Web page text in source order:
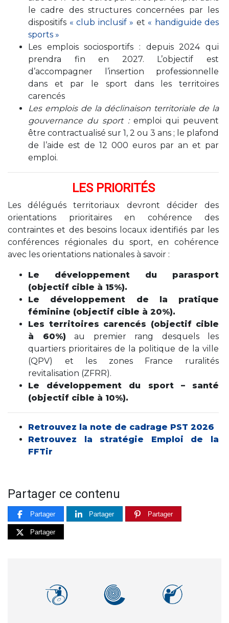
le cadre des structures concernées par les
dispositifs « club inclusif » et « handiguide des
sports »
Les emplois sociosportifs : depuis 2024 qui
prendra fin en 2027. L’objectif est
d’accompagner l’insertion professionnelle
dans et par le sport dans les territoires
carencés
Les emplois de la déclinaison territoriale de la
gouvernance du sport : emploi qui peuvent
être contractualisé sur 1, 2 ou 3 ans ; le plafond
de l’aide est de 12 000 euros par an et par
emploi.
LES PRIORITÉS
Les délégués territoriaux devront décider des
orientations prioritaires en cohérence des
contraintes et des besoins locaux identifiés par les
conférences régionales du sport, en cohérence
avec les orientations nationales à savoir :
Le développement du parasport
(objectif cible à 15%).
Le développement de la pratique
féminine (objectif cible à 20%).
Les territoires carencés (objectif cible
à 60%) au premier rang desquels les
quartiers prioritaires de la politique de la ville
(QPV) et les zones France ruralités
revitalisation (ZFRR).
Le développement du sport – santé
(objectif cible à 10%).
Retrouvez la note de cadrage PST 2026
Retrouvez la stratégie Emploi de la
FFTir
Partager ce contenu
Partager Partager Partager
Partager